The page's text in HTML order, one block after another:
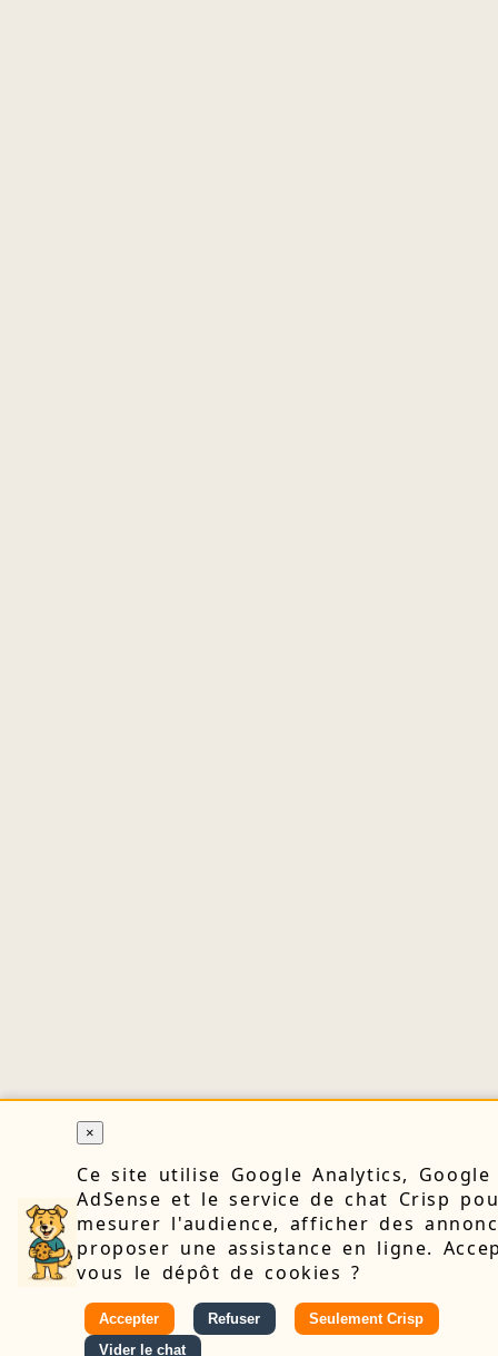
×
Ce site utilise Google Analytics, Google
AdSense et le service de chat Crisp
mesurer l'audience, afficher des
proposer une assistance en ligne.
vous le dépôt de cookies ?
Accepter Refuser
Seulement Crisp
Vider le chat